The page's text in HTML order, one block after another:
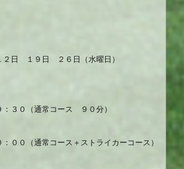
日 １９日 ２６日（水曜日）
：３０（通常コース ９０分）
：００（通常コース＋ストライカーコース）